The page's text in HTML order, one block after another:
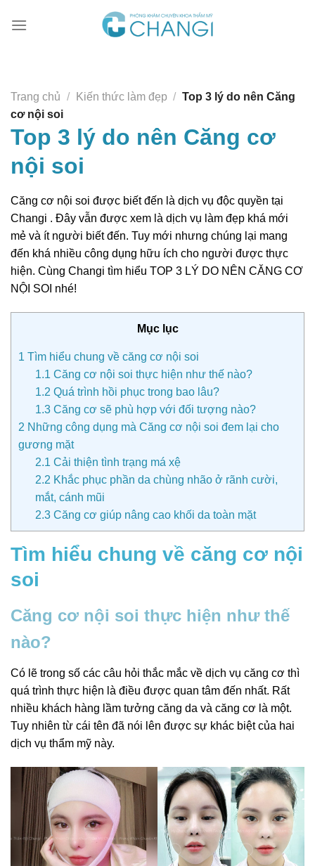
đến
Trang chủ / Kiến thức làm đẹp / Top 3 lý do nên Căng
cơ nội soi
Top 3 lý do nên Căng cơ
nội soi
Căng cơ nội soi được biết đến là dịch vụ độc quyền tại
Changi . Đây vẫn được xem là dịch vụ làm đẹp khá mới
mẻ và ít người biết đến. Tuy mới nhưng chúng lại mang
đến khá nhiều công dụng hữu ích cho người được thực
hiện. Cùng Changi tìm hiểu TOP 3 LÝ DO NÊN CĂNG CƠ
NỘI SOI nhé!
Mục lục
1 Tìm hiểu chung về căng cơ nội soi
1.1 Căng cơ nội soi thực hiện như thế nào?
1.2 Quá trình hồi phục trong bao lâu?
1.3 Căng cơ sẽ phù hợp với đối tượng nào?
2 Những công dụng mà Căng cơ nội soi đem lại cho
gương mặt
2.1 Cải thiện tình trạng má xệ
2.2 Khắc phục phần da chùng nhão ở rãnh cười,
mắt, cánh mũi
2.3 Căng cơ giúp nâng cao khối da toàn mặt
Tìm hiểu chung về căng cơ nội
soi
Căng cơ nội soi thực hiện như thế
nào?
Có lẽ trong số các câu hỏi thắc mắc về dịch vụ căng cơ thì
quá trình thực hiện là điều được quan tâm đến nhất. Rất
nhiều khách hàng lầm tưởng căng da và căng cơ là một.
Tuy nhiên từ cái tên đã nói lên được sự khác biệt của hai
dịch vụ thẩm mỹ này.